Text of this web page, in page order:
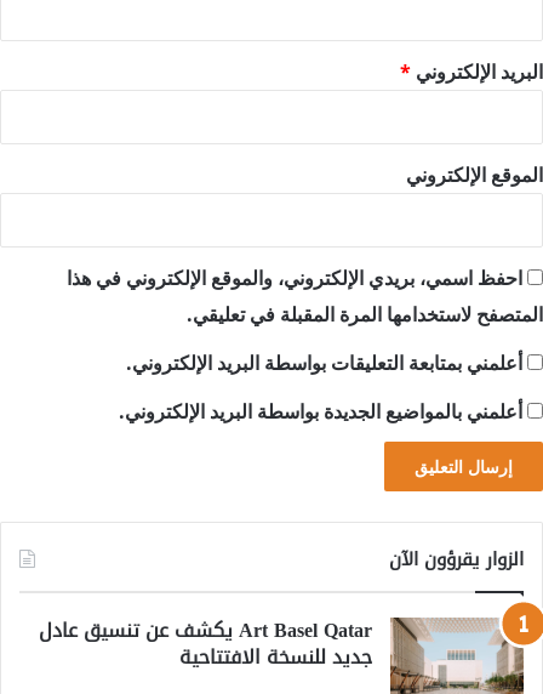
البريد الإلكتروني *
الموقع الإلكتروني
احفظ اسمي، بريدي الإلكتروني، والموقع الإلكتروني في هذا
المتصفح لاستخدامها المرة المقبلة في تعليقي.
أعلمني بمتابعة التعليقات بواسطة البريد الإلكتروني.
أعلمني بالمواضيع الجديدة بواسطة البريد الإلكتروني.
الزوار يقرؤون الآن
Art Basel Qatar يكشف عن تنسيق عادل
جديد للنسخة الافتتاحية